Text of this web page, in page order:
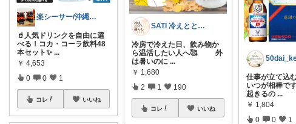
楽シーサー/沖縄好きのおすすめROOM
🥤人気ドリンクを自由に選
べる！コカ・コーラ飲料48
本セット✨ ...
￥ 4,653
0 0 1
コレ いいね
SATI 冷えととのう暮らし～温活生活～
冷房で冷えた日、飲み物か
ら温活したい人へ🥰 外
は暑いのに ...
￥ 1,680
2 1 190
コレ いいね
仕事が立て込
いつが相棒で
起きるの ...
￥ 1,804
0 0 1